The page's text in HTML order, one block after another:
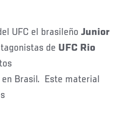
UFC el brasileñoJunior
de UFC Rio
Brasil. Este material